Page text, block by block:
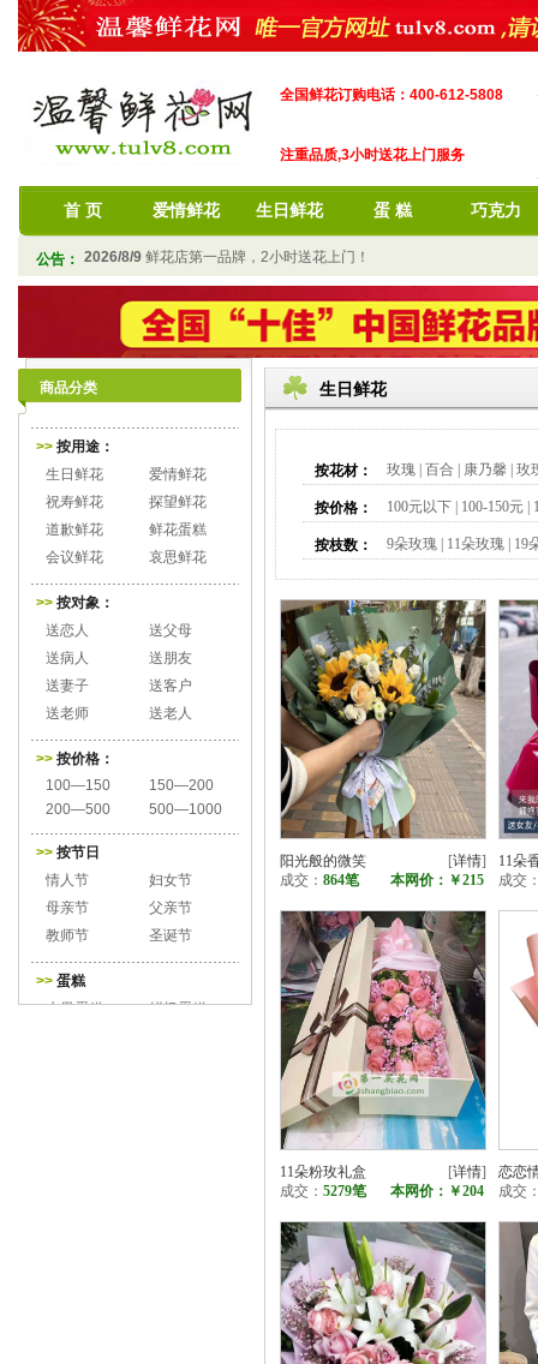
全国鲜花订购电话：400-612-5808
注重品质,3小时送花上门服务
首 页 爱情鲜花 生日鲜花 蛋 糕 巧克力
公告： 2026/8/9 鲜花店第一品牌，2小时送花上门！
商品分类
>> 按用途：
生日鲜花
爱情鲜花
祝寿鲜花
探望鲜花
道歉鲜花
鲜花蛋糕
会议鲜花
哀思鲜花
>> 按对象：
送恋人
送父母
送病人
送朋友
送妻子
送客户
送老师
送老人
>> 按价格：
100—150
150—200
200—500
500—1000
>> 按节日
情人节
妇女节
母亲节
父亲节
教师节
圣诞节
>> 蛋糕
水果蛋糕
鲜奶蛋糕
生日鲜花
按花材： 玫瑰| 百合 康乃馨| 玫
按价格： 100元以下| 100-150元|
按枝数： 9朵玫瑰| 11朵玫瑰| 19
阳光般的微笑 [详情]
成交： 864笔 本网价： ￥215
11朵
成交
11朵粉玫礼盒 [详情]
成交： 5279笔 本网价： ￥204
恋恋
成交